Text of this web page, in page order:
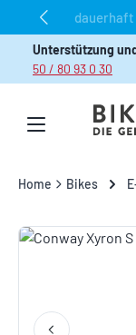
Zum Hauptinhaltdauerhaft
Unterstützung
50 / 80 93 0 30
Home Bikes
Bildergalerie